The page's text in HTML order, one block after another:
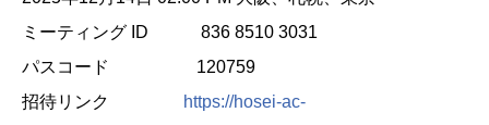
ミーティング ID 836 8510 3031
パスコード 120759
招待リンク
https://hosei-ac-